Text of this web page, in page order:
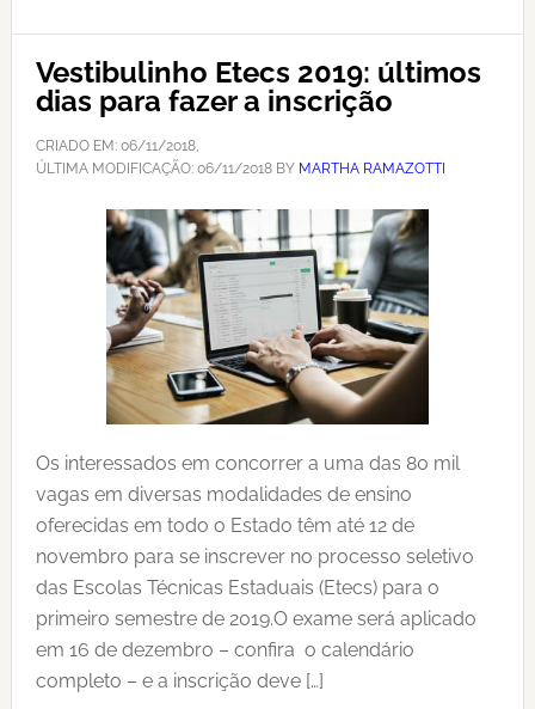
Vestibulinho Etecs 2019: últimos
dias para fazer a inscrição
CRIADO EM: 06/11/2018,
ÚLTIMA MODIFICAÇÃO: 06/11/2018BY MARTHA RAMAZOTTI
Os interessados em concorrer a uma das 80 mil
vagas em diversas modalidades de ensino
oferecidas em todo o Estado têm até 12 de
novembro para se inscrever no processo seletivo
das Escolas Técnicas Estaduais (Etecs) para o
primeiro semestre de 2019.O exame será aplicado
em 16 de dezembro – confira o calendário
completo – e a inscrição deve […]